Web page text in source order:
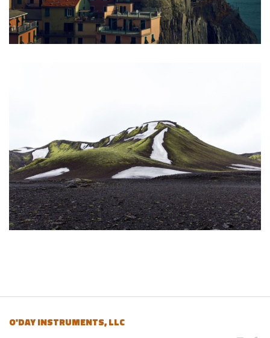
O'DAY INSTRUMENTS, LLC